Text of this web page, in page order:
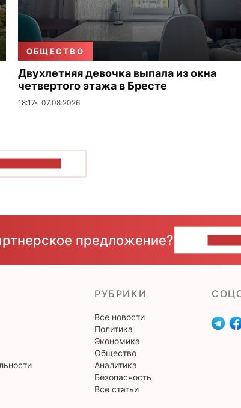
ОБЩЕСТВО
Двухлетняя девочка выпала из окна
четвертого этажа в Бресте
18:17 07.08.2026
предложение?
РУБРИКИ
Все новости
Политика
Экономика
Общество
Аналитика
Безопасность
Все статьи